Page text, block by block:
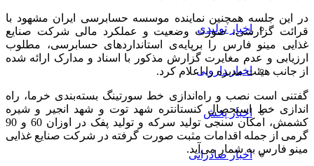
اخبار تولیدی
اخبار دارویی
اخبار پخش
اخبار صادراتی
در این جلسه همچنین نماینده موسسه حسابرسی ایران مشهود با
قرائت گزارشی، صورت وضعیت و عملکرد مالی شرکت صنایع
غذایی مینو فارس را برپایه‌ی استانداردهای حسابرسی، مطلوب
ارزیابی و عدم مغایرت گزارش مذکور با اسناد و مدارک ارائه شده
از جانب هیئت مدیره را اعلام کرد.
گفتنی است نصب و راه‌اندازی خط سورتینگ بسته‌بندی خرما، راه
اندازی خط استحصال کنستانتره شهد توت و شهد انجیر و شیره
کشمش، امکان سنجی تولید سرکه و تولید پفک در اوزان 60 و 90
گرمی از جمله اقدامات مثبت صورت گرفته در شرکت صنایع غذایی
مینو فارس به شمار می‌آید.